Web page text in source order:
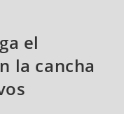
el
la cancha